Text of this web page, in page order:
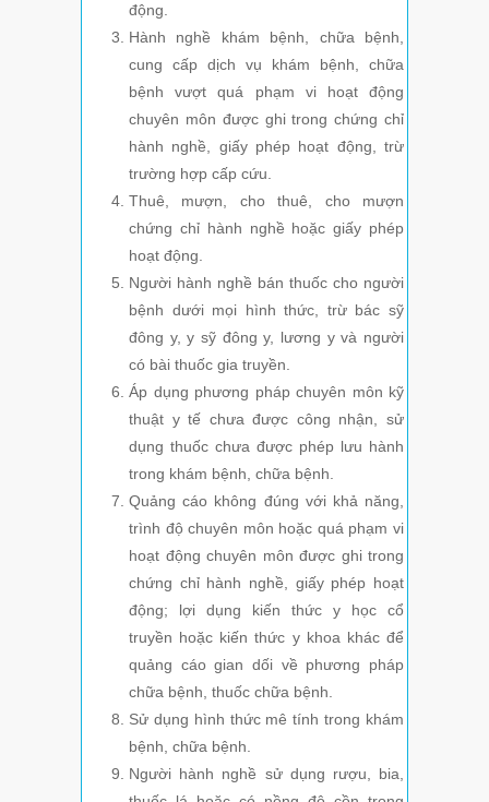
động.
Hành nghề khám bệnh, chữa bệnh,
cung cấp dịch vụ khám bệnh, chữa
bệnh vượt quá phạm vi hoạt động
chuyên môn được ghi trong chứng chỉ
hành nghề, giấy phép hoạt động, trừ
trường hợp cấp cứu.
Thuê, mượn, cho thuê, cho mượn
chứng chỉ hành nghề hoặc giấy phép
hoạt động.
Người hành nghề bán thuốc cho người
bệnh dưới mọi hình thức, trừ bác sỹ
đông y, y sỹ đông y, lương y và người
có bài thuốc gia truyền.
Áp dụng phương pháp chuyên môn kỹ
thuật y tế chưa được công nhận, sử
dụng thuốc chưa được phép lưu hành
trong khám bệnh, chữa bệnh.
Quảng cáo không đúng với khả năng,
trình độ chuyên môn hoặc quá phạm vi
hoạt động chuyên môn được ghi trong
chứng chỉ hành nghề, giấy phép hoạt
động; lợi dụng kiến thức y học cổ
truyền hoặc kiến thức y khoa khác để
quảng cáo gian dối về phương pháp
chữa bệnh, thuốc chữa bệnh.
Sử dụng hình thức mê tính trong khám
bệnh, chữa bệnh.
Người hành nghề sử dụng rượu, bia,